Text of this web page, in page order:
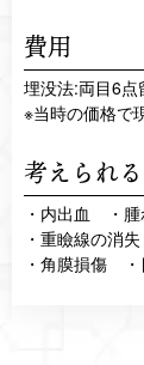
費用
埋没法:両目6
※当時の価格で
考えられる
・内出血 ・
・重瞼線の消
・角膜損傷